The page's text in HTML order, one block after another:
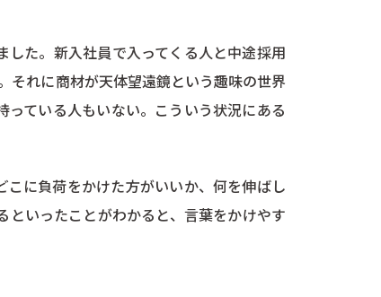
た。新入社員で入ってくる人と中途採用
それに商材が天体望遠鏡という趣味の世界
ている人もいない。こういう状況にある
に負荷をかけた方がいいか、何を伸ばし
いったことがわかると、言葉をかけやす